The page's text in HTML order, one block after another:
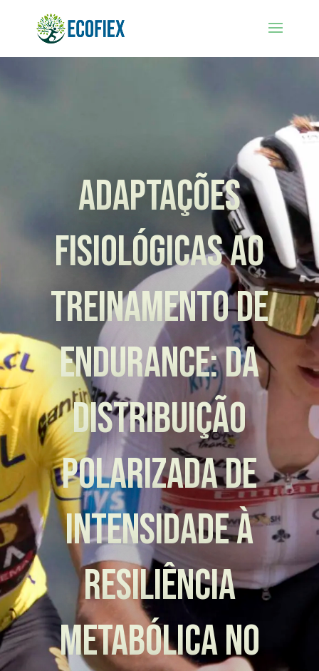
Adaptações
Fisiológicas ao
Treinamento de
Endurance: Da
Distribuição
Polarizada de
Intensidade à
Resiliência
Metabólica no